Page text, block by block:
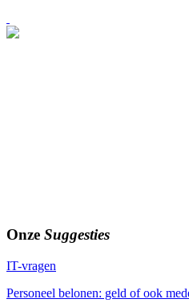
Onze Suggesties
IT-vragen
Personeel belonen: geld of ook